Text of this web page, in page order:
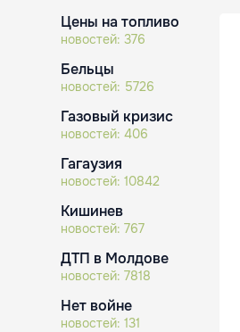
Цены на топливо
новостей: 376
Бельцы
новостей: 5726
Газовый кризис
новостей: 406
Гагаузия
новостей: 10842
Кишинев
новостей: 767
ДТП в Молдове
новостей: 7818
Нет войне
новостей: 131